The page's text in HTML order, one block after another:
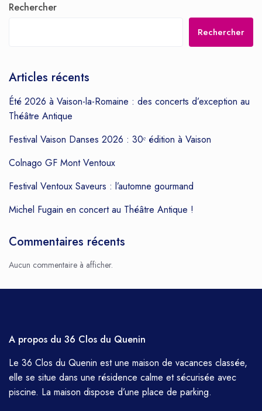
Rechercher
Rechercher
Articles récents
Été 2026 à Vaison-la-Romaine : des concerts d’exception au
Théâtre Antique
Festival Vaison Danses 2026 : 30ᵉ édition à Vaison
Colnago GF Mont Ventoux
Festival Ventoux Saveurs : l’automne gourmand
Michel Fugain en concert au Théâtre Antique !
Commentaires récents
Aucun commentaire à afficher.
A propos du 36 Clos du Quenin
Le 36 Clos du Quenin est une maison de vacances classée,
elle se situe dans une résidence calme et sécurisée avec
piscine. La maison dispose d’une place de parking.